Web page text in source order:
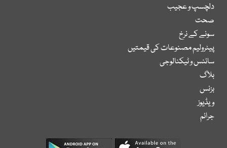
دلچسپ و عجیب
صحت
سونے کے نرخ
پیٹرولیم مصنوعات کی قیمتیں
سائنس و ٹیکنالوجی
بلاگ
بزنس
ویڈیوز
جرائم